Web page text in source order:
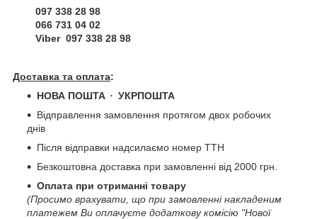
097 338 28 98
066 731 04 02
Viber 097 338 28 98
Доставка та оплата:
НОВА ПОШТА ・ УКРПОШТА
Відправлення замовлення протягом двох робочих
днів
Після відправки надсилаємо номер ТТН
Безкоштовна доставка при замовленні від 2000 грн.
Оплата при отриманні товару
(Просимо врахувати, що при замовленні накладеним
платежем Ви оплачуєте додаткову комісію "Нової